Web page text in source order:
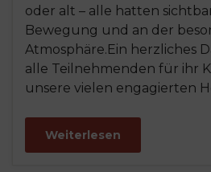
oder alt – alle hatten
Bewegung und an der
Atmosphäre.Ein herzliches
alle Teilnehmenden für ihr
unsere vielen engagierten
Weiterlesen